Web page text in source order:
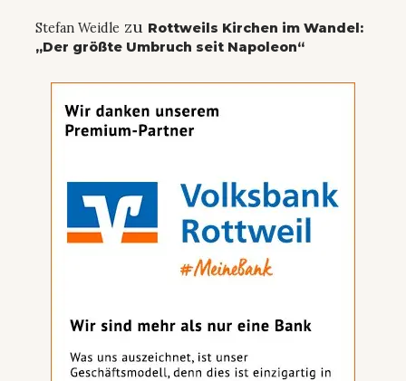
Stefan Weidle zu Rottweils Kirchen im Wandel:
„Der größte Umbruch seit Napoleon“